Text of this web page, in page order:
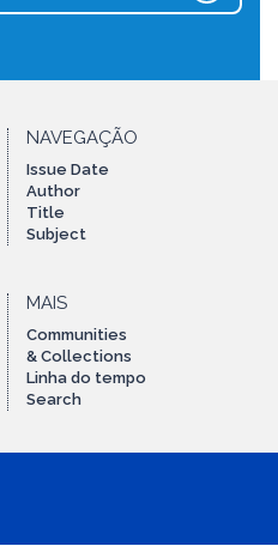
NAVEGAÇÃO
Issue Date
Author
Title
Subject
MAIS
Communities
& Collections
Linha do tempo
Search